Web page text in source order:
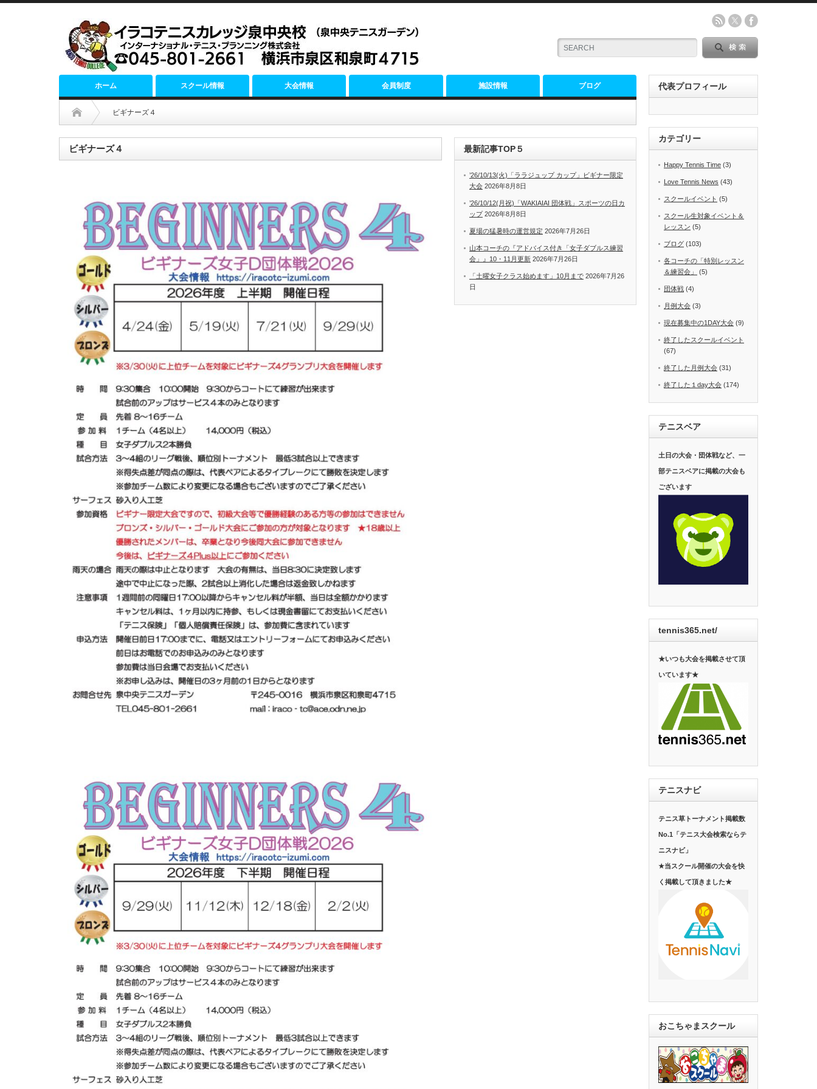
ホーム スクール情報 大会情報 会員制度 施設情報 ブログ
ビギナーズ４
ビギナーズ４ 最新記事TOP５
’26/10/13(火)「ララジュップ カップ」ビギナー限定
大会 2026年8月8日
’26/10/12(月祝)「WAKIAIAI 団体戦」スポーツの日カ
ップ 2026年8月8日
夏場の猛暑時の運営規定 2026年7月26日
山本コーチの『アドバイス付き「女子ダブルス練習
会」』10・11月更新 2026年7月26日
「土曜女子クラス始めます」10月まで 2026年7月26
日
代表プロフィール
カテゴリー
Happy Tennis Time (3)
Love Tennis News (43)
スクールイベント (5)
スクール生対象イベント＆
レッスン (5)
ブログ (103)
各コーチの「特別レッスン
＆練習会」
(5)
団体戦 (4)
月例大会 (3)
現在募集中の1DAY大会 (9)
終了したスクールイベント
(67)
終了した月例大会 (31)
終了した１day大会 (174)
テニスベア
土日の大会・団体戦など、一
部テニスベアに掲載の大会も
ございます
tennis365.net/
★いつも大会を掲載させて頂
いています★
テニスナビ
テニス草トーナメント掲載数
No.1「テニス大会検索ならテ
ニスナビ」
★当スクール開催の大会を快
く掲載して頂きました★
おこちゃまスクール